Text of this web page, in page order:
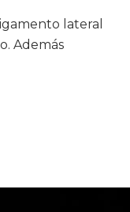
lateral
Además